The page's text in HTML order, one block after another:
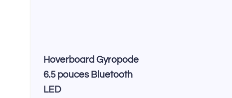
Hoverboard Gyropode
6.5 pouces Bluetooth
LED